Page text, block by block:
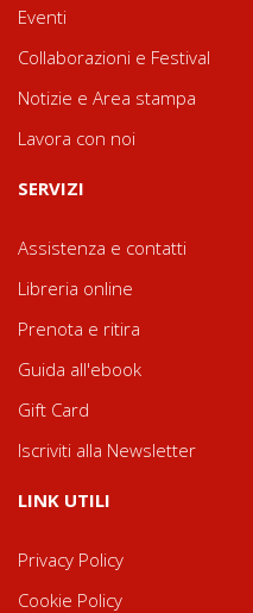
Eventi
Collaborazioni e Festival
Notizie e Area stampa
Lavora con noi
SERVIZI
Assistenza e contatti
Libreria online
Prenota e ritira
Guida all'ebook
Gift Card
Iscriviti alla Newsletter
LINK UTILI
Privacy Policy
Cookie Policy